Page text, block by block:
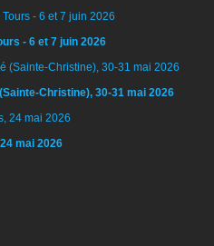
- 6 et 7 juin 2026
Christine), 30-31 mai 2026
mai 2026